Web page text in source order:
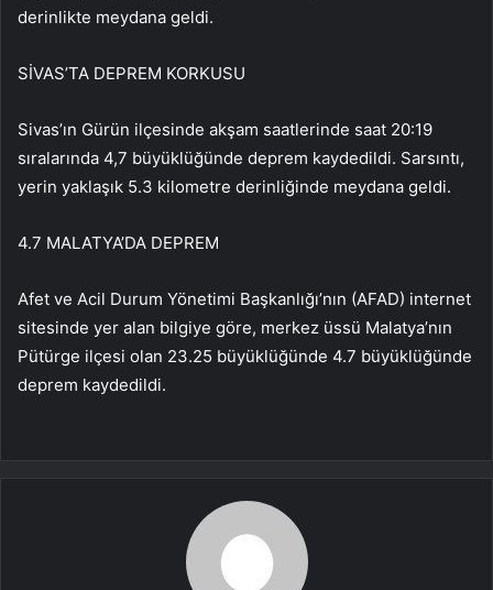
derinlikte meydana geldi.
SİVAS’TA DEPREM KORKUSU
Sivas’ın Gürün ilçesinde akşam saatlerinde saat 20:19
sıralarında 4,7 büyüklüğünde deprem kaydedildi. Sarsıntı,
yerin yaklaşık 5.3 kilometre derinliğinde meydana geldi.
4.7 MALATYA’DA DEPREM
Afet ve Acil Durum Yönetimi Başkanlığı’nın (AFAD) internet
sitesinde yer alan bilgiye göre, merkez üssü Malatya’nın
Pütürge ilçesi olan 23.25 büyüklüğünde 4.7 büyüklüğünde
deprem kaydedildi.